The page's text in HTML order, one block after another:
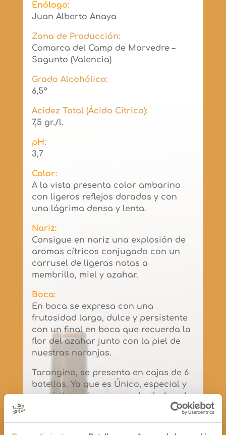
Enólogo:
Juan Alberto Anaya
Zona de Producción:
Comarca del Camp de Morvedre –
Sagunto (Valencia)
Grado Alcohólico:
6,5º
Acidez Total (Ácido Cítrico):
7,5 gr./l.
pH:
3,7
Color:
A la vista presenta color ambarino
con ligeros reflejos dorados y con
una lágrima densa y lenta.
Nariz:
Consigue en nariz una explosión de
aromas cítricos conjugado con un
carrusel de ligeras notas a
membrillo, miel y azahar.
Boca:
En boca se expresa con una
frutosidad larga, dulce y persistente
con un final en boca que recuerda la
flor del azahar junto con la piel de
nuestras naranjas.
Tarongino, se presenta en cajas de 6
botellas. Ya que es Único, especial y
exquisito, mejor comprarlo de 6 en 6.